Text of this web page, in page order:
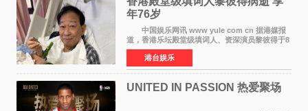
年76岁​
中国娱乐网讯 www yule com cn 据港媒报
道，香港乐坛殿堂级填词人、资深演员黎彼得于8
月5日上午因病离世，终年76岁。好友钟志光透
露，黎彼得今年3月中风后便卧床休养，身体机能
持续衰退，最
港台娱乐
UNITED IN PASSION 热爱聚场